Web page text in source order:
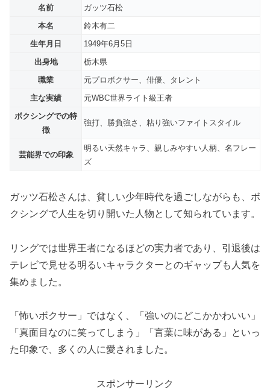
名前
ガッツ石松
本名
鈴木有二
生年月日
1949年6月5日
出身地
栃木県
職業
元プロボクサー、俳優、タレント
主な実績
元WBC世界ライト級王者
ボクシングでの特
徴
強打、勝負強さ、粘り強いファイトスタイル
芸能界での印象
明るい天然キャラ、親しみやすい人柄、名フレー
ズ
ガッツ石松さんは、貧しい少年時代を過ごしながらも、ボ
クシングで人生を切り開いた人物として知られています。
リングでは世界王者になるほどの実力者であり、引退後は
テレビで見せる明るいキャラクターとのギャップも人気を
集めました。
「怖いボクサー」ではなく、「強いのにどこかかわいい」
「真面目なのに笑ってしまう」「言葉に味がある」といっ
た印象で、多くの人に愛されました。
スポンサーリンク